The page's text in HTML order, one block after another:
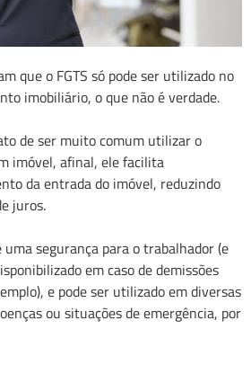
que o FGTS só pode ser utilizado no
imobiliário, o que não é verdade.
de ser muito comum utilizar o
imóvel, afinal, ele facilita
da entrada do imóvel, reduzindo
juros.
segurança para o trabalhador (e
em caso de demissões
e pode ser utilizado em diversas
ou situações de emergência, por